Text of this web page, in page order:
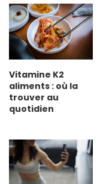
Vitamine K2
aliments : où la
trouver au
quotidien